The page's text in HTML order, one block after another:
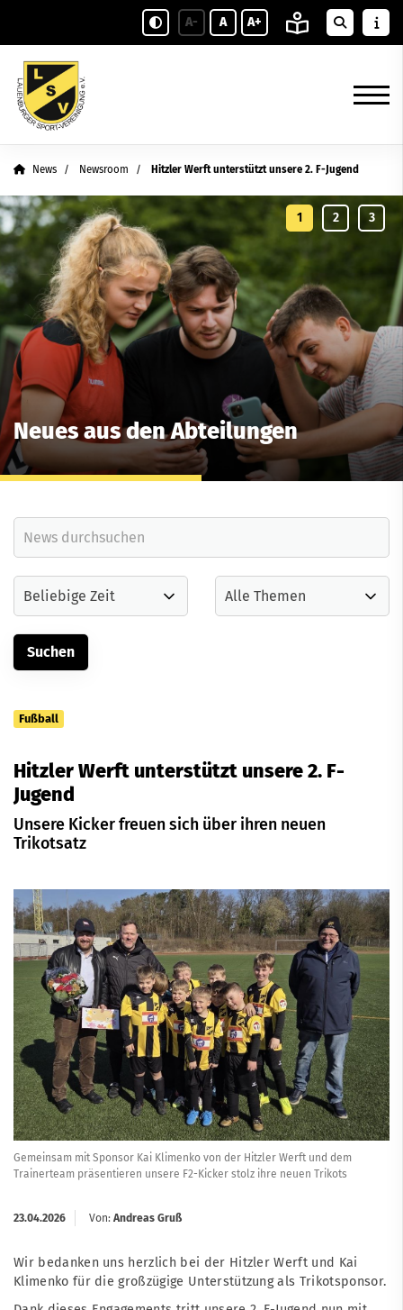
A- A A+
News Newsroom Hitzler Werft unterstützt unsere 2. F-Jugend
Neues aus den Abteilungen
Fußball
Hitzler Werft unterstützt unsere 2. F-
Jugend
Unsere Kicker freuen sich über ihren neuen
Trikotsatz
Gemeinsam mit Sponsor Kai Klimenko von der Hitzler Werft und dem
Trainerteam präsentieren unsere F2-Kicker stolz ihre neuen Trikots
23.04.2026 Von: Andreas Gruß
Wir bedanken uns herzlich bei der Hitzler Werft und Kai
Klimenko für die großzügige Unterstützung als Trikotsponsor.